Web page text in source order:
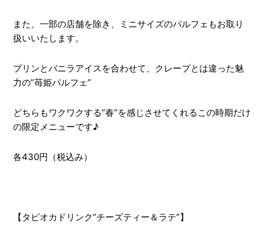
また、一部の店舗を除き、ミニサイズのパルフェもお取り
扱いいたします。
プリンとバニラアイスを合わせて、クレープとは違った魅
力の”苺姫パルフェ”
どちらもワクワクする”春”を感じさせてくれるこの時期だけ
の限定メニューです♪
各430円（税込み）
【タピオカドリンク”チーズティー＆ラテ”】